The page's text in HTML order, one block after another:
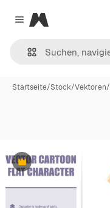
Close menu
Magnific
Startseite/Stock/Vektoren/
Premium